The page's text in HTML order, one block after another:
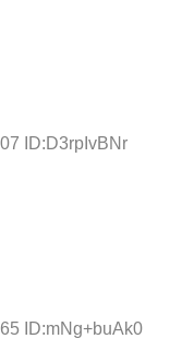
ID:D3rpIvBNr
ID:mNg+buAk0